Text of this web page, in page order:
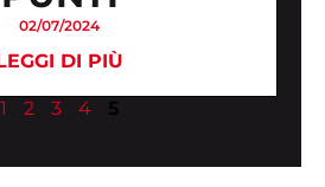
02/07/2024
DI PIÙ
1 2 3 4 5